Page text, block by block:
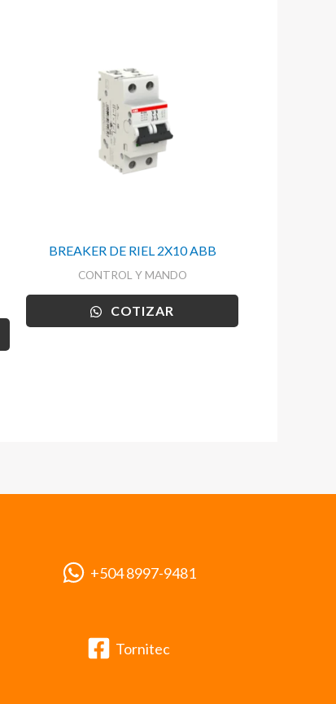
BREAKER DE RIEL 2X10 ABB
CONTROL Y MANDO
COTIZAR
+504 8997-9481
Tornitec